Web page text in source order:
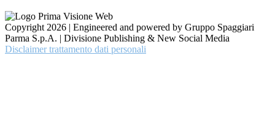
Copyright 2026 | Engineered and powered by Gruppo Spaggiari
Parma S.p.A. | Divisione Publishing & New Social Media
Disclaimer trattamento dati personali